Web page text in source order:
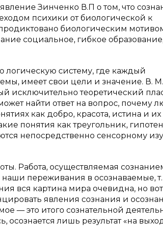
Зинченко В.П о том, что
психики от биологической к
биологическим
социальное, гибкое
логическую систему, где каждый
имеет свои цели и значение. В. М.
исключительно теоретический
найти ответ на вопрос, почему
как добро, красота, истина и их
понятия как треугольник,
непосредственно сенсорному
Работа, осуществляемая
переживания в осознаваемые, т.
вся картина мира очевидна, но
явления сознания и
— это итого сознательной
осознается лишь результат «на